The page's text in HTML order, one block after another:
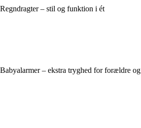
Regndragter – stil og funktion i ét
Babyalarmer – ekstra tryghed for forældre